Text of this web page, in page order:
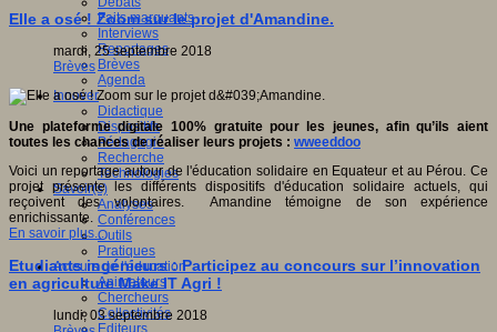
Faits marquants
Interviews
Reportages
Brèves
Agenda
Innover
Didactique
Dispositifs
Pédagogie
Recherche
Technologies
Savoir(s)
Analyses
Conférences
Outils
Pratiques
Acteurs de l'éducation
Animateurs
Chercheurs
Collectivités
Editeurs
Elle a osé ! Zoom sur le projet d'Amandine.
mardi, 25 septembre 2018
Brèves
Une plateforme digitale 100% gratuite pour les jeunes, afin qu’ils aient
toutes les chances de réaliser leurs projets : wweeddoo
Voici un reportage autour de l'éducation solidaire en Equateur et au Pérou. Ce
projet présente les différents dispositifs d'éducation solidaire actuels, qui
reçoivent des volontaires. Amandine témoigne de son expérience
enrichissante.
En savoir plus...
Etudiants ingénieurs : Participez au concours sur l’innovation
en agriculture Make IT Agri !
lundi, 03 septembre 2018